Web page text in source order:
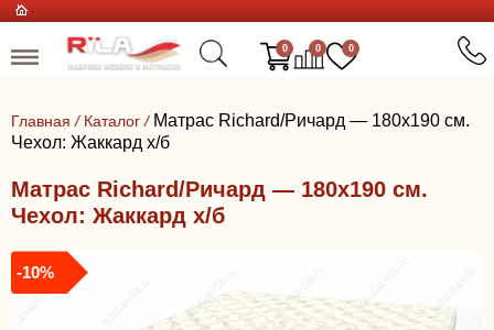
0 0 0
Главная / Каталог / Матрас Richard/Ричард — 180x190 см.
Чехол: Жаккард х/б
Матрас Richard/Ричард — 180x190 см.
Чехол: Жаккард х/б
-10%